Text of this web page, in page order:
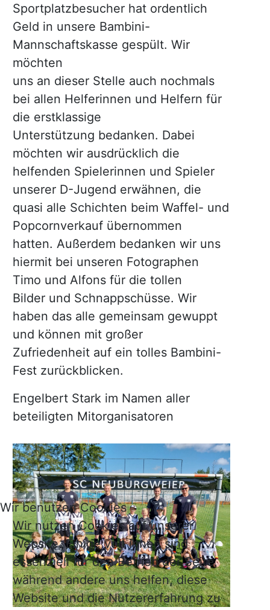
Sportplatzbesucher hat ordentlich
Geld in unsere Bambini-
Mannschaftskasse gespült. Wir
möchten
uns an dieser Stelle auch nochmals
bei allen Helferinnen und Helfern für
die erstklassige
Unterstützung bedanken. Dabei
möchten wir ausdrücklich die
helfenden Spielerinnen und Spieler
unserer D-Jugend erwähnen, die
quasi alle Schichten beim Waffel- und
Popcornverkauf übernommen
hatten. Außerdem bedanken wir uns
hiermit bei unseren Fotographen
Timo und Alfons für die tollen
Bilder und Schnappschüsse. Wir
haben das alle gemeinsam gewuppt
und können mit großer
Zufriedenheit auf ein tolles Bambini-
Fest zurückblicken.
Engelbert Stark im Namen aller
beteiligten Mitorganisatoren
Wir benutzen Cookies
Wir nutzen Cookies auf unserer
Website. Einige von ihnen sind
essenziell für den Betrieb der Seite,
während andere uns helfen, diese
Website und die Nutzererfahrung zu